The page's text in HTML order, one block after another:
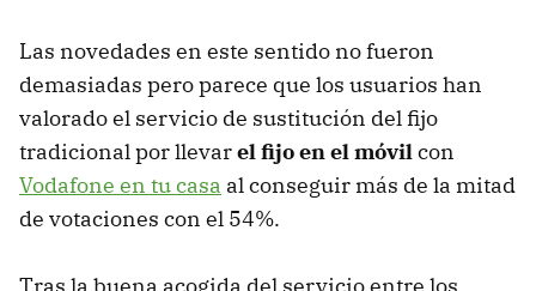
Las novedades en este sentido no fueron
demasiadas pero parece que los usuarios han
valorado el servicio de sustitución del fijo
tradicional por llevarel fijo en el móvilcon
Vodafone en tu casa al conseguir más de la mitad
de votaciones con el 54%.